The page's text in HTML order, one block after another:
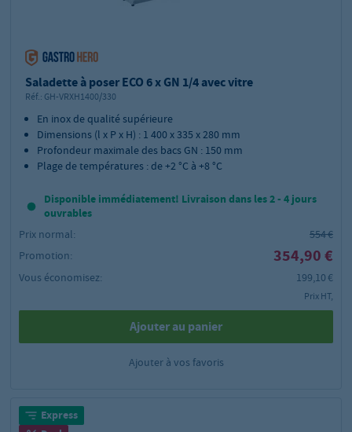
Saladette à poser ECO 6 x GN 1/4 avec vitre
Réf.: GH-VRXH1400/330
En inox de qualité supérieure
Dimensions (l x P x H) : 1 400 x 335 x 280 mm
Profondeur maximale des bacs GN : 150 mm
Plage de températures : de +2 °C à +8 °C
Disponible immédiatement! Livraison dans les 2 - 4 jours
ouvrables
Prix normal:
554 €
Promotion:
354,90 €
Vous économisez: 199,10 €
Prix HT,
Ajouter au panier
Ajouter à vos favoris
Express